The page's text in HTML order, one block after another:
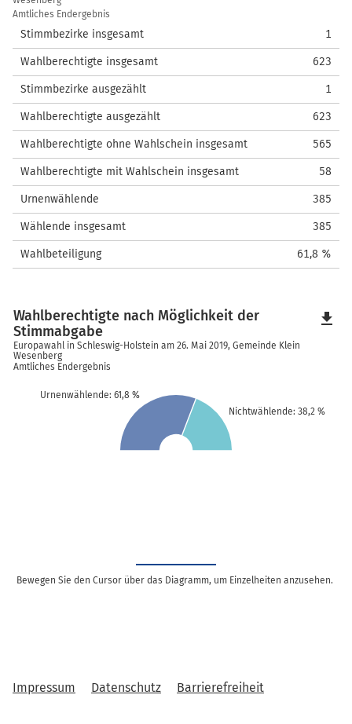
Amtliches Endergebnis
Stimmbezirke insgesamt 1
Wahlberechtigte insgesamt 623
Stimmbezirke ausgezählt 1
Wahlberechtigte ausgezählt 623
Wahlberechtigte ohne Wahlschein insgesamt 565
Wahlberechtigte mit Wahlschein insgesamt 58
Urnenwählende 385
Wählende insgesamt 385
Wahlbeteiligung 61,8 %
Urnenwählende: 61,8 %
Nichtwählende: 38,2 %
Wahlberechtigte nach Möglichkeit der
Stimmabgabe
Europawahl in Schleswig-Holstein am 26. Mai 2019, Gemeinde Klein
Wesenberg
Amtliches Endergebnis
file_download
Bewegen Sie den Cursor über das Diagramm, um Einzelheiten anzusehen.
Impressum Datenschutz Barrierefreiheit